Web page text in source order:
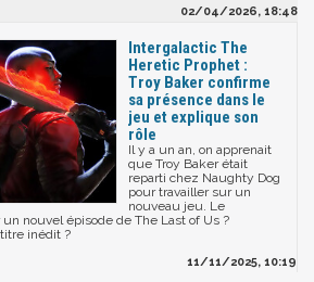
02/04/2026, 18:48
Intergalactic The
Heretic Prophet :
Troy Baker confirme
sa présence dans le
jeu et explique son
rôle
Il y a un an, on apprenait
que Troy Baker était
reparti chez Naughty Dog
pour travailler sur un
nouveau jeu. Le
nouvel épisode de The Last of Us ?
inédit ?
11/11/2025, 10:19